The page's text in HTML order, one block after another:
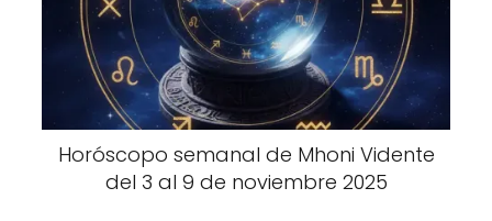
Horóscopo semanal de Mhoni Vidente
del 3 al 9 de noviembre 2025